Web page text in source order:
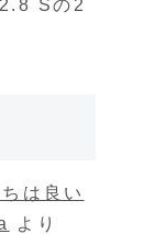
Sの2
は良い
より